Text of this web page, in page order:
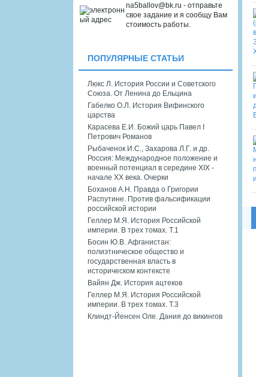
na5ballov@bk.ru - отправьте
свое задание и я сообщу Вам
стоимость работы.
ПОПУЛЯРНЫЕ СТАТЬИ
Люкс Л. История России и Советского
Союза. От Ленина до Ельцина
Габелко О.Л. История Вифинского
царства
Карасева Е.И. Божий царь Павел I
Петрович Романов
Рыбаченок И.С., Захарова Л.Г. и др.
Россия: Международное положение и
военный потенциал в середине XIX -
начале XX века. Очерки
Боханов А.Н. Правда о Григории
Распутине. Против фальсификации
российской истории
Геллер М.Я. История Российской
империи. В трех томах. Т.1
Босин Ю.В. Афганистан:
полиэтническое общество и
государственная власть в
историческом контексте
Вайян Дж. История ацтеков
Геллер М.Я. История Российской
империи. В трех томах. Т.3
Клиндт-Йенсен Оле. Дания до викингов